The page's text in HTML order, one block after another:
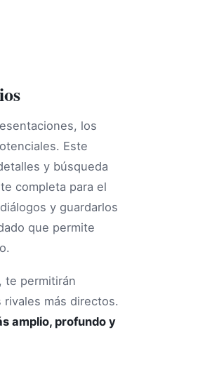
los
Este
y búsqueda
completa para el
y guardarlos
que permite
te permitirán
más directos.
amplio, profundo y